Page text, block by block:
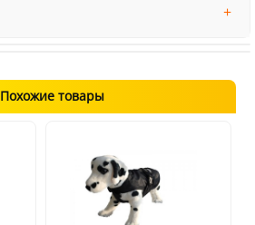
Похожие товары